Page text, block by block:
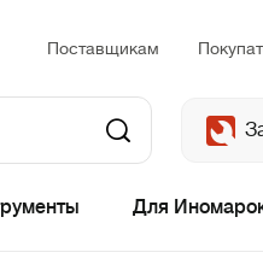
Поставщикам
Для